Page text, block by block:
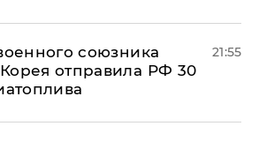
союзника
отправила РФ 30
21:55